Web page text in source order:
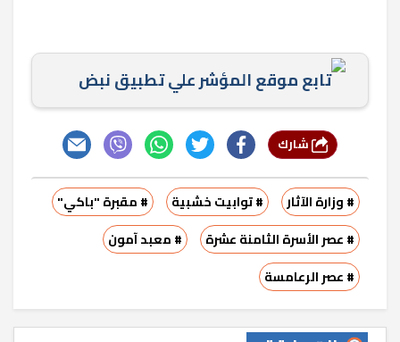
تابع موقع المؤشر علي تطبيق نبض
# وزارة الآثار # توابيت خشبية
# مقبرة "باكي"
# عصر الأسرة الثامنة عشرة
# معبد آمون
# عصر الرعامسة